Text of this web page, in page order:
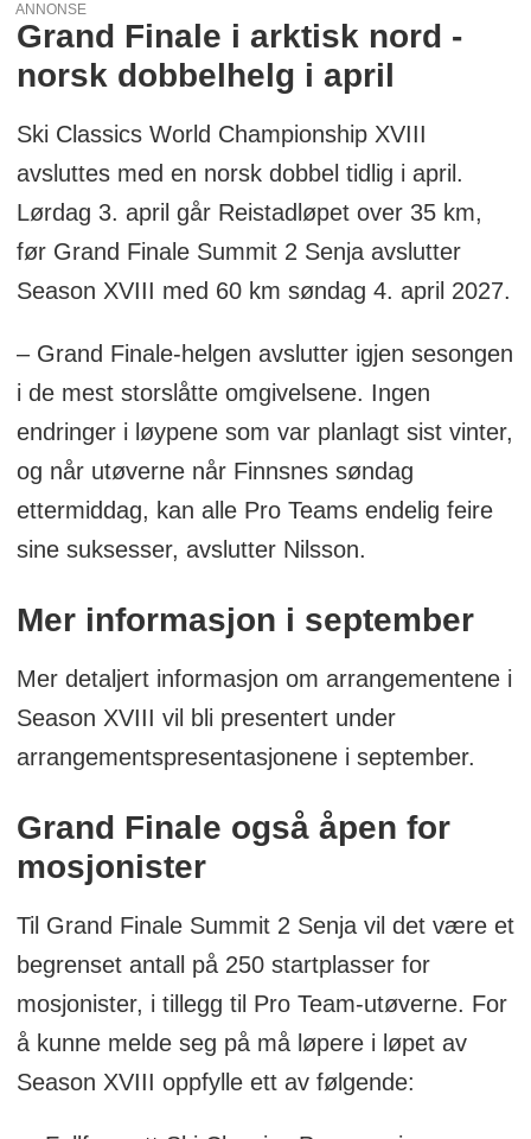
ANNONSE
Grand Finale i arktisk nord -
norsk dobbelhelg i april
Ski Classics World Championship XVIII
avsluttes med en norsk dobbel tidlig i april.
Lørdag 3. april går Reistadløpet over 35 km,
før Grand Finale Summit 2 Senja avslutter
Season XVIII med 60 km søndag 4. april 2027.
– Grand Finale-helgen avslutter igjen sesongen
i de mest storslåtte omgivelsene. Ingen
endringer i løypene som var planlagt sist vinter,
og når utøverne når Finnsnes søndag
ettermiddag, kan alle Pro Teams endelig feire
sine suksesser, avslutter Nilsson.
Mer informasjon i september
Mer detaljert informasjon om arrangementene i
Season XVIII vil bli presentert under
arrangementspresentasjonene i september.
Grand Finale også åpen for
mosjonister
Til Grand Finale Summit 2 Senja vil det være et
begrenset antall på 250 startplasser for
mosjonister, i tillegg til Pro Team-utøverne. For
å kunne melde seg på må løpere i løpet av
Season XVIII oppfylle ett av følgende: